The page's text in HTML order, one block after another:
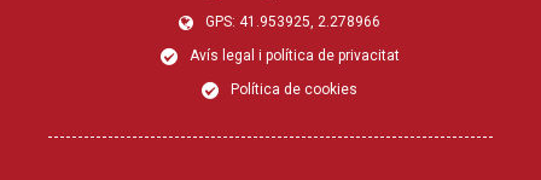
GPS: 41.953925, 2.278966
Avís legal i política de privacitat
Política de cookies